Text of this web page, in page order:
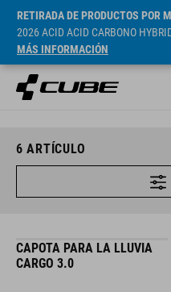
RETIRADA DE PRODUCTOS POR
2026 ACID ACID CARBONO
MÁS INFORMACIÓN
6 ARTÍCULO
CAPOTA PARA LA LLUVIA
CARGO 3.0